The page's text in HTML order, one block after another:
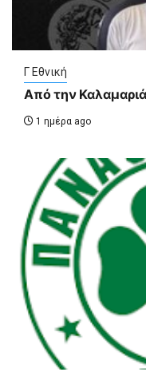
Γ Εθνική
Από την
1 ημέρα ago